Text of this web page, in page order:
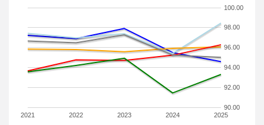
2021 2022 2023 2024 2025
90.00
92.00
94.00
96.00
98.00
100.00